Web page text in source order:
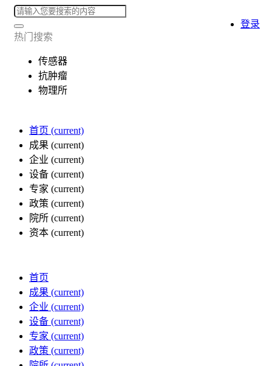
热门搜索
传感器
抗肿瘤
物理所
首页 (current)
成果 (current)
企业 (current)
设备 (current)
专家 (current)
政策 (current)
院所 (current)
资本 (current)
登录
首页
成果 (current)
企业 (current)
设备 (current)
专家 (current)
政策 (current)